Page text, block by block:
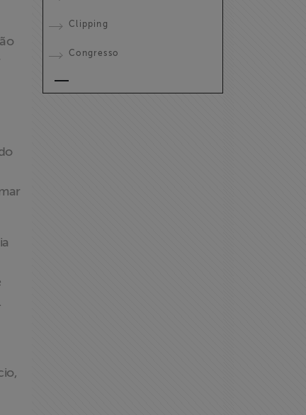
Clipping
Congresso